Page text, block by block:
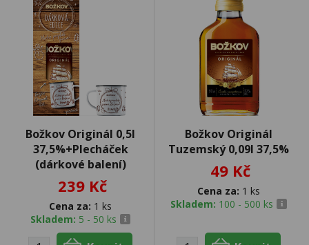
Božkov Originál 0,5l
37,5%+Plecháček
(dárkové balení)
239 Kč
Cena za: 1 ks
Skladem: 5 - 50 ks
Božkov Originál
Tuzemský 0,09l 37,5%
49 Kč
Cena za: 1 ks
Skladem: 100 - 500 ks